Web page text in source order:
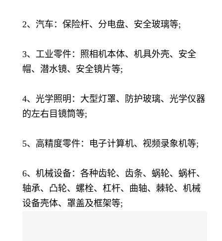
2、汽车：保险杆、分电盘、安全玻璃等;
3、工业零件：照相机本体、机具外壳、安全
帽、潜水镜、安全镜片等;
4、光学照明：大型灯罩、防护玻璃、光学仪器
的左右目镜筒等;
5、高精度零件：电子计算机、视频录象机等;
6、机械设备：各种齿轮、齿条、蜗轮、蜗杆、
轴承、凸轮、螺栓、杠杆、曲轴、棘轮、机械
设备壳体、罩盖及框架等;